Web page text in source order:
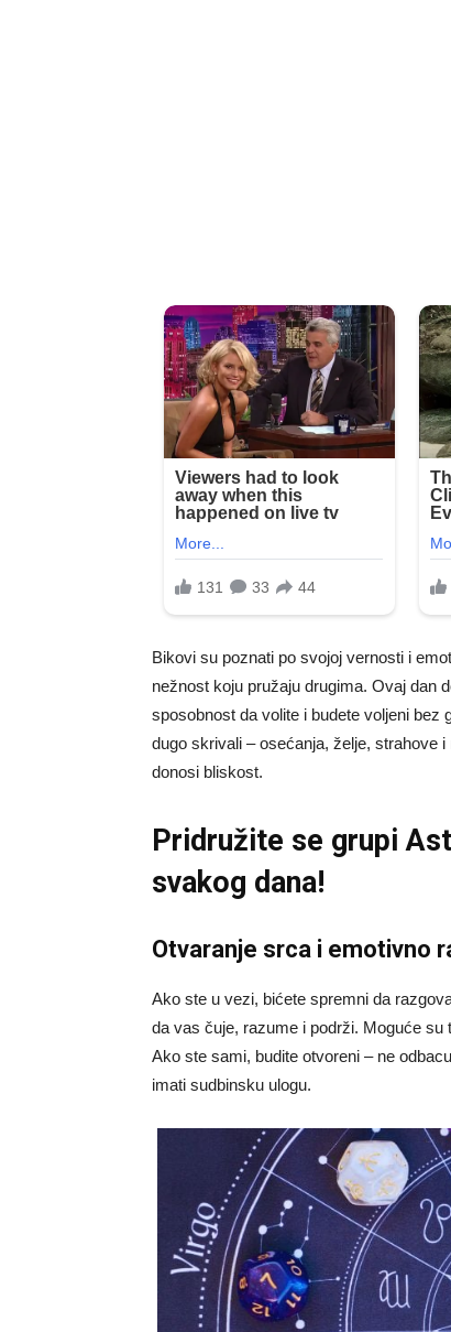
Bikovi su poznati po svojoj vernosti i
nežnost koju pružaju drugima. Ovaj dan
sposobnost da volite i budete voljeni
dugo skrivali – osećanja, želje, strahove
donosi bliskost.
Pridružite se grupi
svakog dana!
Otvaranje srca i emotivno
Ako ste u vezi, bićete spremni da
da vas čuje, razume i podrži. Moguće
Ako ste sami, budite otvoreni – ne
imati sudbinsku ulogu.